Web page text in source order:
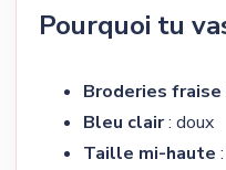
Pourquoi tu
Broderies
Bleu clair: doux
Taille mi-haute